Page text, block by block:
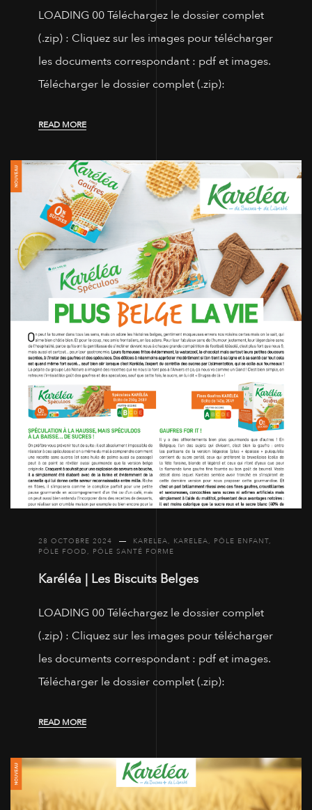
LOADING 00 Téléchargez le dossier complet
(.zip) : Cliquez sur les images pour télécharger
les documents correspondant : pdf et images.
Télécharger le dossier complet (.zip):
READ MORE
28 OCTOBRE 2024 KARELEA, KARELEA, PÔLE ENFANT,
PÔLE FOOD, PÔLE SANTÉ FORME
Karéléa | Les Biscuits Belges
LOADING 00 Téléchargez le dossier complet
(.zip) : Cliquez sur les images pour télécharger
les documents correspondant : pdf et images.
Télécharger le dossier complet (.zip):
READ MORE